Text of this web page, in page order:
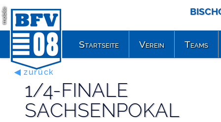
mobile
◀ zurück
1/4-FINALE
SACHSENPOKAL
Startseite Verein Teams